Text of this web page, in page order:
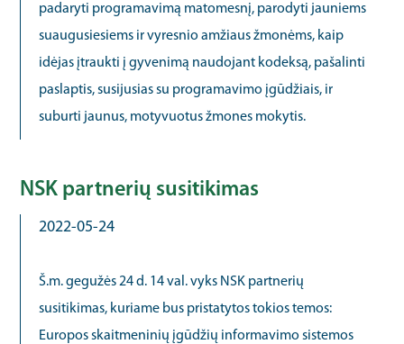
padaryti programavimą matomesnį, parodyti jauniems
suaugusiesiems ir vyresnio amžiaus žmonėms, kaip
idėjas įtraukti į gyvenimą naudojant kodeksą, pašalinti
paslaptis, susijusias su programavimo įgūdžiais, ir
suburti jaunus, motyvuotus žmones mokytis.
NSK partnerių susitikimas
2022-05-24
Š.m. gegužės 24 d. 14 val. vyks NSK partnerių
susitikimas, kuriame bus pristatytos tokios temos:
Europos skaitmeninių įgūdžių informavimo sistemos